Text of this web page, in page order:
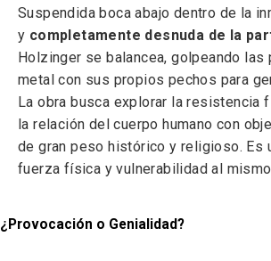
Suspendida boca abajo dentro de la
y completamente desnuda de la
Holzinger se balancea, golpeando las
metal con sus propios pechos para
La obra busca explorar la resistencia
la relación del cuerpo humano con
de gran peso histórico y religioso. Es
fuerza física y vulnerabilidad al
¿Provocación o Genialidad?